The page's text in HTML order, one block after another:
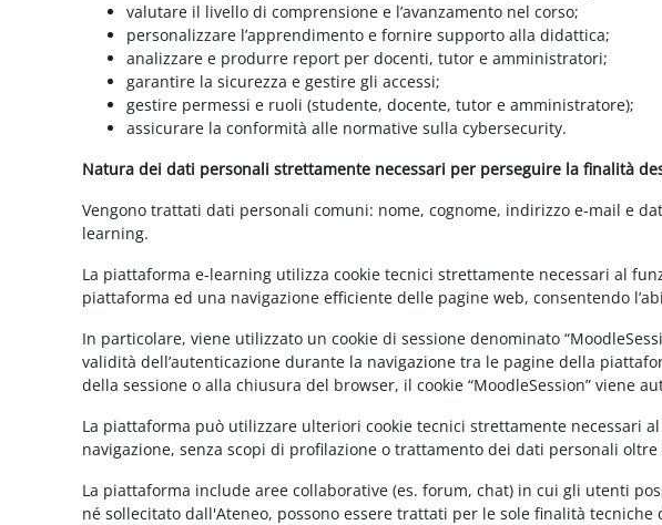
valutare il livello di comprensione e l’avanzamento nel corso;
personalizzare l’apprendimento e fornire supporto alla didattica;
analizzare e produrre report per docenti, tutor e amministratori;
garantire la sicurezza e gestire gli accessi;
gestire permessi e ruoli (studente, docente, tutor e amministratore);
assicurare la conformità alle normative sulla cybersecurity.
Natura dei dati personali strettamente necessari per perseguire la finalità
Vengono trattati dati personali comuni: nome, cognome, indirizzo e-mail e
learning.
La piattaforma e-learning utilizza cookie tecnici strettamente necessari al
piattaforma ed una navigazione efficiente delle pagine web, consentendo
In particolare, viene utilizzato un cookie di sessione denominato
validità dell’autenticazione durante la navigazione tra le pagine della
della sessione o alla chiusura del browser, il cookie “MoodleSession” viene
La piattaforma può utilizzare ulteriori cookie tecnici strettamente necessari
navigazione, senza scopi di profilazione o trattamento dei dati personali
La piattaforma include aree collaborative (es. forum, chat) in cui gli utenti
né sollecitato dall'Ateneo, possono essere trattati per le sole finalità